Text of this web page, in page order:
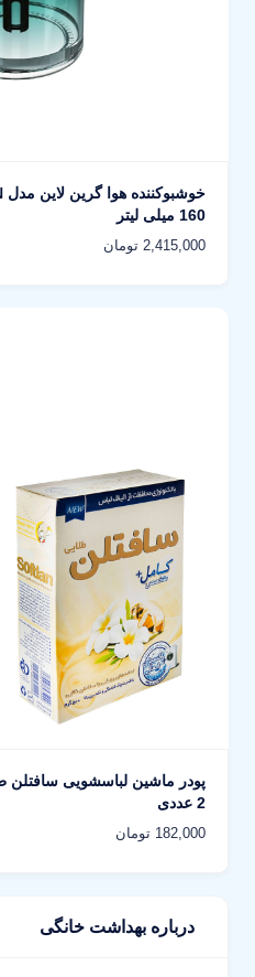
160 میلی لیتر
2,415,000 تومان
پودر ماشین لباسشویی
2 عددی
182,000 تومان
درباره بهداشت خانگی